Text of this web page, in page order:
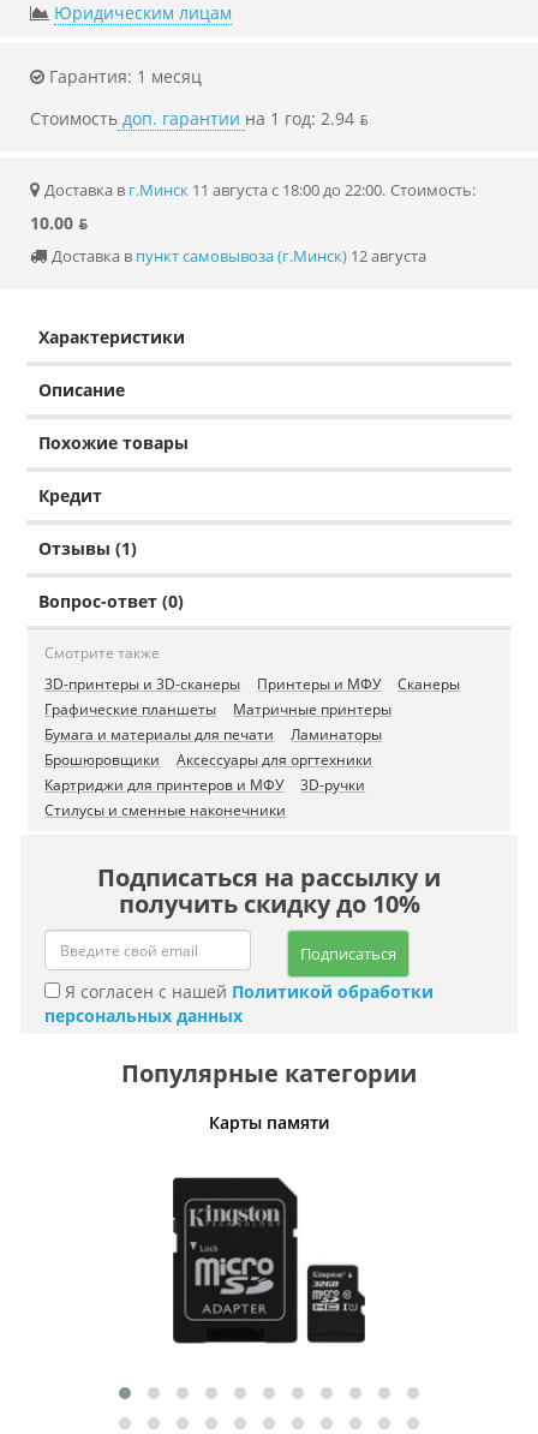
Юридическим лицам
Гарантия: 1 месяц
Стоимость доп. гарантии на 1 год: 2.94 ƃ
Доставка в г.Минск 11 августа с 18:00 до 22:00. Стоимость:
10.00 ƃ
Доставка в пункт самовывоза (г.Минск) 12 августа
Характеристики
Описание
Похожие товары
Кредит
Отзывы (1)
Вопрос-ответ (0)
Смотрите также
3D-принтеры и 3D-сканеры
Принтеры и МФУ
Сканеры
Графические планшеты
Матричные принтеры
Бумага и материалы для печати
Ламинаторы
Брошюровщики
Аксессуары для оргтехники
Картриджи для принтеров и МФУ
3D-ручки
Стилусы и сменные наконечники
Подписаться на рассылку и
получить скидку до 10%
Подписаться
Я согласен с нашей Политикой обработки
персональных данных
Популярные категории
Карты памяти